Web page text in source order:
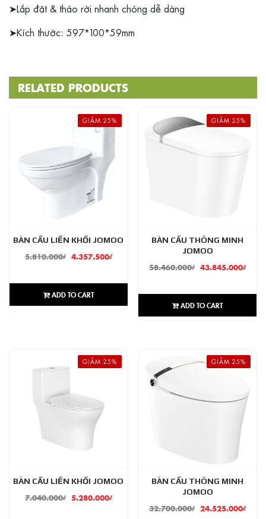
➤Lắp đặt & tháo rời nhanh chóng dễ dàng
➤Kích thước: 597*100*59mm
RELATED PRODUCTS
GIẢM 25%
BÀN CẦU LIỀN KHỐI JOMOO
5.810.000₫ 4.357.500₫
ADD TO CART
GIẢM 25%
BÀN CẦU THÔNG MINH
JOMOO
58.460.000₫ 43.845.000₫
ADD TO CART
GIẢM 25%
BÀN CẦU LIỀN KHỐI JOMOO
7.040.000₫ 5.280.000₫
GIẢM 25%
BÀN CẦU THÔNG MINH
JOMOO
32.700.000₫ 24.525.000₫